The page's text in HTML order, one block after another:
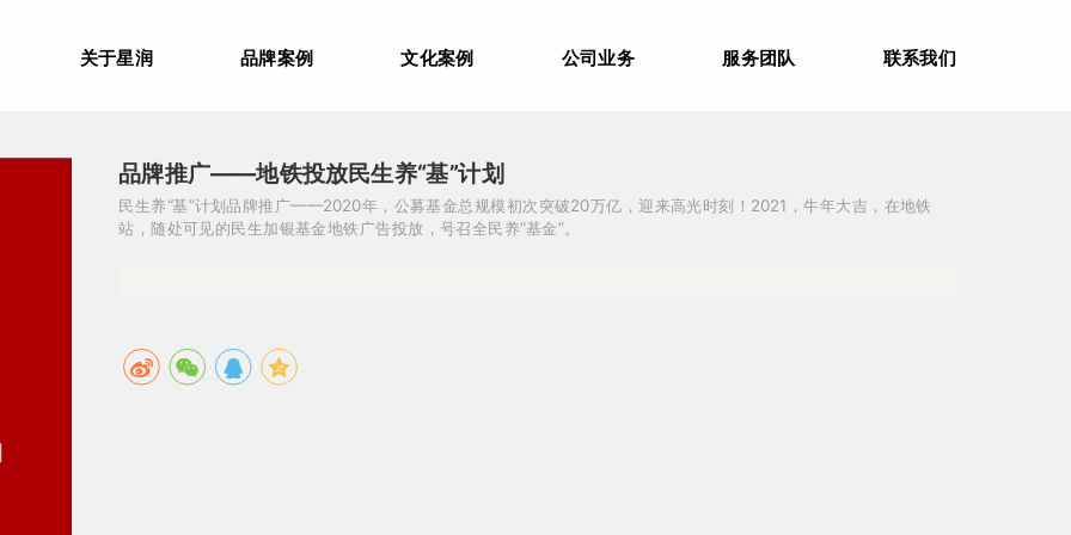
关于星润 品牌案例 文化案例 公司业务 服务团队 联系我们
品牌推广——地铁投放民生养“基”计划
民生养“基”计划品牌推广——2020年，公募基金总规模初次突破20万亿，迎来高光时刻！2021，牛年大吉，在地铁
站，随处可见的民生加银基金地铁广告投放，号召全民养“基金”。